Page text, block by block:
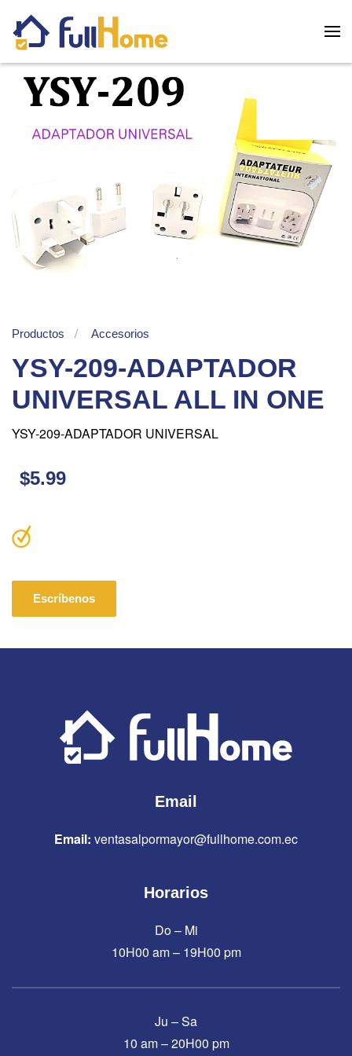
Skip to main content
Productos Accesorios
YSY-209-ADAPTADOR
UNIVERSAL ALL IN ONE
YSY-209-ADAPTADOR UNIVERSAL
$5.99
Escríbenos
Email
Email: ventasalpormayor@fullhome.com.ec
Horarios
Do – Mi
10H00 am – 19H00 pm
Ju – Sa
10 am – 20H00 pm